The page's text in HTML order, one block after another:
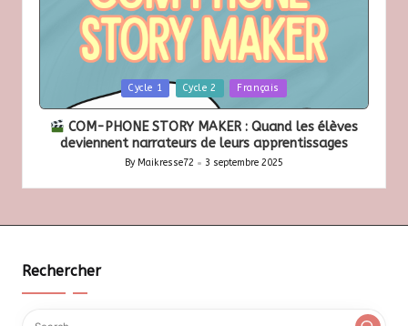
Cycle 1 Cycle 2 Français
COM-PHONE STORY MAKER : Quand les élèves
deviennent narrateurs de leurs apprentissages
Posted
by
By Maikresse72 3 septembre 2025
Rechercher